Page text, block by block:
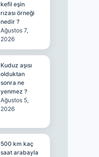
kefil eşin
rızası örneği
nedir ?
Ağustos 7,
2026
Kuduz aşısı
olduktan
sonra ne
yenmez ?
Ağustos 5,
2026
500 km kaç
saat arabayla